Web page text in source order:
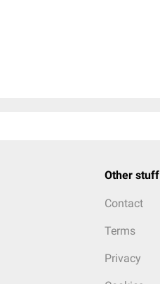
Other stuff
Contact
Terms
Privacy